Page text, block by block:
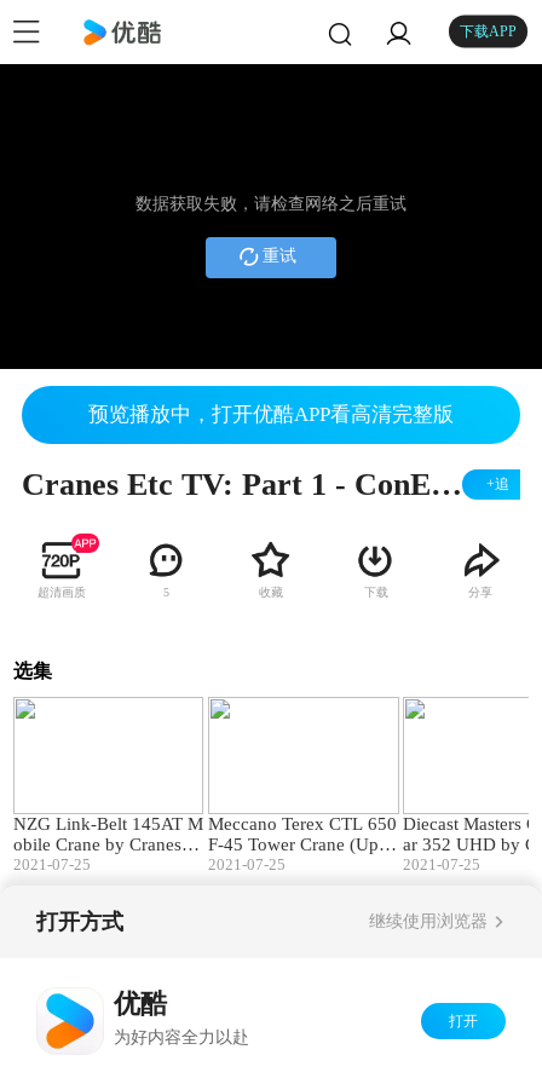
下载APP
数据获取失败，请检查网络之后重试
重试
预览播放中，打开优酷APP看高清完整版
Cranes Etc TV: Part 1 - ConExpo 2014 Report +追
超清画质 5 收藏 下载 分享
选集
NZG Link-Belt 145AT M
obile Crane by Cranes Et
c TV
2021-07-25
Meccano Terex CTL 650
F-45 Tower Crane (Upda
te 1) by Cranes Etc TV
2021-07-25
Diecast Masters
ar 352 UHD by
tc TV
2021-07-25
打开方式 继续使用浏览器
优酷
为好内容全力以赴
打开